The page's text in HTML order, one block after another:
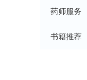
药师服务
书籍推荐